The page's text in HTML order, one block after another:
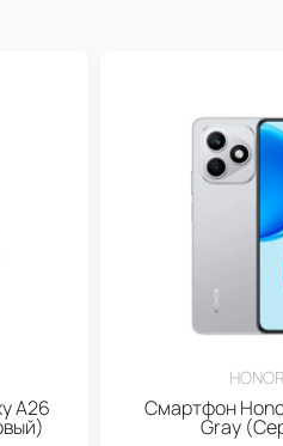
A26 Смартфон
Gray